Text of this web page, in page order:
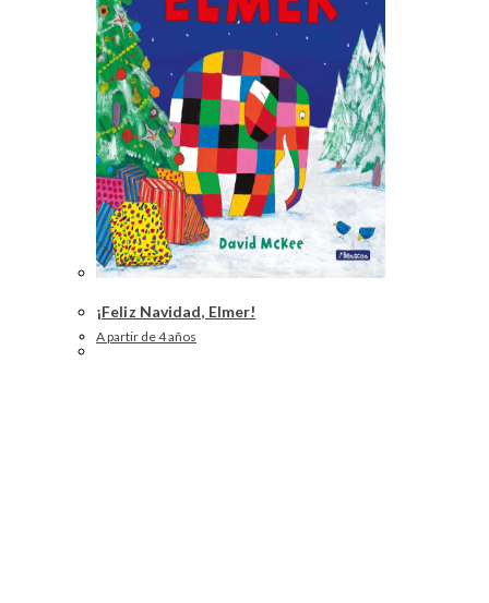
¡Feliz Navidad, Elmer!
A partir de 4 años